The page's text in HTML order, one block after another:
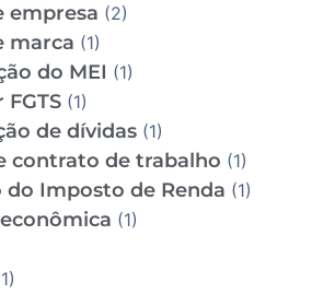
empresa (2)
marca (1)
do MEI (1)
(1)
de dívidas (1)
contrato de trabalho (1)
do Imposto de Renda (1)
(1)